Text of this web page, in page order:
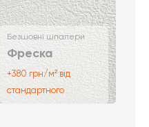
Безшовні шпалери
Фреска
+380 грн/м² від
стандартного